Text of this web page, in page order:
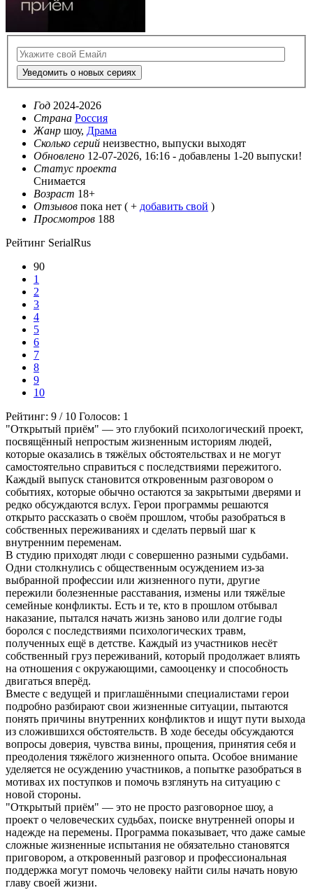
Уведомить о новых сериях
Год 2024-2026
Страна Россия
Жанр шоу, Драма
Сколько серий неизвестно, выпуски выходят
Обновлено 12-07-2026, 16:16 - добавлены 1-20 выпуски!
Статус проекта
Снимается
Возраст 18+
Отзывов пока нет ( + добавить свой )
Просмотров 188
Рейтинг SerialRus
90
1
2
3
4
5
6
7
8
9
10
Рейтинг: 9 / 10 Голосов: 1
"Открытый приём" — это глубокий психологический проект,
посвящённый непростым жизненным историям людей,
которые оказались в тяжёлых обстоятельствах и не могут
самостоятельно справиться с последствиями пережитого.
Каждый выпуск становится откровенным разговором о
событиях, которые обычно остаются за закрытыми дверями и
редко обсуждаются вслух. Герои программы решаются
открыто рассказать о своём прошлом, чтобы разобраться в
собственных переживаниях и сделать первый шаг к
внутренним переменам.
В студию приходят люди с совершенно разными судьбами.
Одни столкнулись с общественным осуждением из-за
выбранной профессии или жизненного пути, другие
пережили болезненные расставания, измены или тяжёлые
семейные конфликты. Есть и те, кто в прошлом отбывал
наказание, пытался начать жизнь заново или долгие годы
боролся с последствиями психологических травм,
полученных ещё в детстве. Каждый из участников несёт
собственный груз переживаний, который продолжает влиять
на отношения с окружающими, самооценку и способность
двигаться вперёд.
Вместе с ведущей и приглашёнными специалистами герои
подробно разбирают свои жизненные ситуации, пытаются
понять причины внутренних конфликтов и ищут пути выхода
из сложившихся обстоятельств. В ходе беседы обсуждаются
вопросы доверия, чувства вины, прощения, принятия себя и
преодоления тяжёлого жизненного опыта. Особое внимание
уделяется не осуждению участников, а попытке разобраться в
мотивах их поступков и помочь взглянуть на ситуацию с
новой стороны.
"Открытый приём" — это не просто разговорное шоу, а
проект о человеческих судьбах, поиске внутренней опоры и
надежде на перемены. Программа показывает, что даже самые
сложные жизненные испытания не обязательно становятся
приговором, а откровенный разговор и профессиональная
поддержка могут помочь человеку найти силы начать новую
главу своей жизни.